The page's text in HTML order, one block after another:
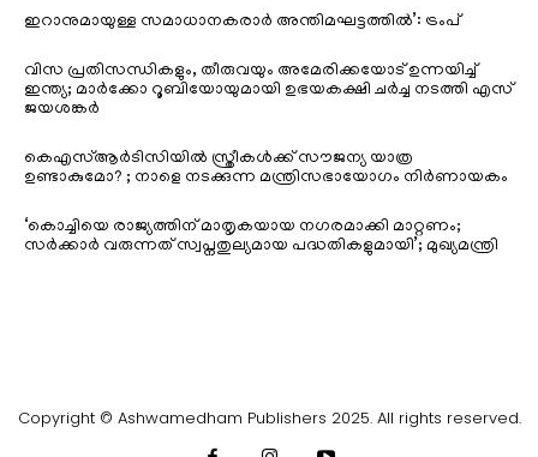
ഇറാനുമായുള്ള സമാധാനകരാർ അന്തിമഘട്ടത്തിൽ‌’: ട്രംപ്
വിസ പ്രതിസന്ധികളും, തീരുവയും അമേരിക്കയോട് ഉന്നയിച്ച്
ഇന്ത്യ; മാർക്കോ റൂബിയോയുമായി ഉഭയകക്ഷി ചർച്ച നടത്തി എസ്
ജയശങ്കർ
കെഎസ്ആർടിസിയിൽ സ്ത്രീകൾക്ക് സൗജന്യ യാത്ര
ഉണ്ടാകുമോ? ; നാളെ നടക്കുന്ന മന്ത്രിസഭായോഗം നിർണായകം
‘കൊച്ചിയെ രാജ്യത്തിന് മാതൃകയായ നഗരമാക്കി മാറ്റണം;
സർക്കാർ വരുന്നത് സ്വപ്നതുല്യമായ പദ്ധതികളുമായി’; മുഖ്യമന്ത്രി
Copyright © Ashwamedham Publishers 2025. All rights reserved.